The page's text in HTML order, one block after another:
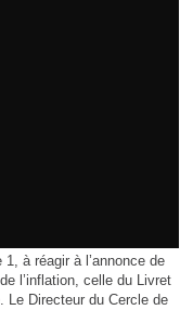
à réagir à l’annonce de
l’inflation, celle du Livret
Le Directeur du Cercle de